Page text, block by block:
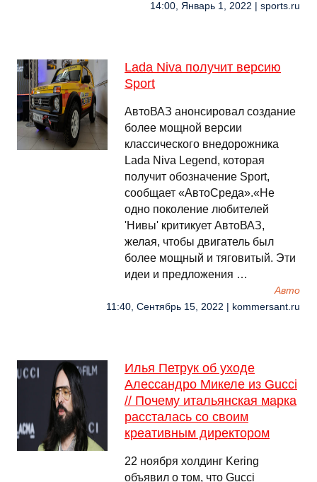
14:00, Январь 1, 2022 | sports.ru
Lada Niva получит версию
Sport
АвтоВАЗ анонсировал создание
более мощной версии
классического внедорожника
Lada Niva Legend, которая
получит обозначение Sport,
сообщает «АвтоСреда».«Не
одно поколение любителей
'Нивы' критикует АвтоВАЗ,
желая, чтобы двигатель был
более мощный и тяговитый. Эти
идеи и предложения …
Авто
11:40, Сентябрь 15, 2022 | kommersant.ru
Илья Петрук об уходе
Алессандро Микеле из Gucci
// Почему итальянская марка
рассталась со своим
креативным директором
22 ноября холдинг Kering
объявил о том, что Gucci